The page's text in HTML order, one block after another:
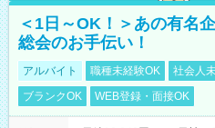
＜1日～OK！＞あの有名
総会のお手伝い！
アルバイト 職種未経験OK 社会人
ブランクOK
WEB登録・面接OK